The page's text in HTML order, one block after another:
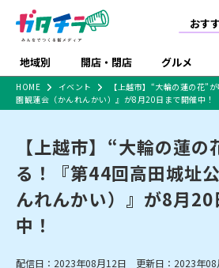
おす
地域別 開店・閉店 グルメ
新潟市
中越
開店
リニューアル・移転 休業 開店ま
新潟市・開店
ラーメン
和食
体験・販売
趣味・展示会
施設・ショップ
食品メーカー・県産
特売セール
特集・まとめ記事
開店まとめ
閉店まとめ 人気記事
食品スーパー・コンビ
ショッピングモール・
大型施設
HOME イベント
【上越市】“大輪の蓮の花”
園観蓮会（かんれんかい）』が8月20日まで開催中！
【上越市】“大輪の蓮
る！『第44回高田城址
んれんかい）』が8月20
中！
配信日：2023年08月12日 更新日：2023年08